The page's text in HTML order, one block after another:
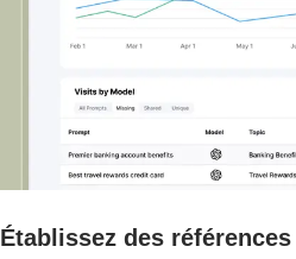
Établissez des